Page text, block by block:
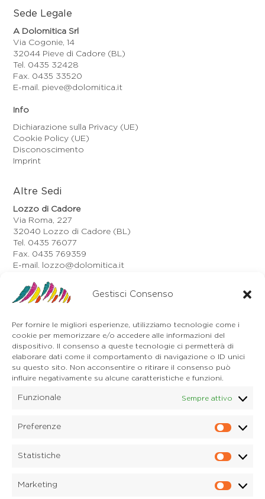
Gestisci Consenso
Per fornire le migliori esperienze, utilizziamo tecnologie come i
cookie per memorizzare e/o accedere alle informazioni del
dispositivo. Il consenso a queste tecnologie ci permetterà di
elaborare dati come il comportamento di navigazione o ID unici
su questo sito. Non acconsentire o ritirare il consenso può
influire negativamente su alcune caratteristiche e funzioni.
Funzionale Sempre attivo
Preferenze
Statistiche
Marketing
Sede Legale
A Dolomitica Srl
Via Cogonie, 14
32044 Pieve di Cadore (BL)
Tel. 0435 32428
Fax. 0435 33520
E-mail. pieve@dolomitica.it
Info
Dichiarazione sulla Privacy (UE)
Cookie Policy (UE)
Disconoscimento
Imprint
Altre Sedi
Lozzo di Cadore
Via Roma, 227
32040 Lozzo di Cadore (BL)
Tel. 0435 76077
Fax. 0435 769359
E-mail. lozzo@dolomitica.it
Auronzo di Cadore
Via Unione, 21/B
32041 Auronzo di Cadore (BL)
E-mail. auronzo@dolomitica.it
Cortina d'Ampezzo
32043 Cortina d'Ampezzo (BL)
Tel. 0436 4127
E-mail. pieve@dolomitica.it
S. Stefano di Cadore
32045 S. Stefano di Cadore - Comelico (BL)
32040 Candide di Comelico Superiore (BL)